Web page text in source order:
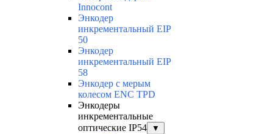
Innocont
Энкодер
инкрементальный EIP
50
Энкодер
инкрементальный EIP
58
Энкодер с мерым
колесом ENC TPD
Энкодеры
инкрементальные
оптические IP54
▼